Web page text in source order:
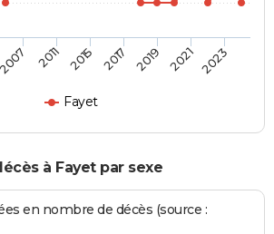
Fayet
2007 2011 2015 2017 2019 2021 2023
à Fayet par sexe
en nombre de décès (source :